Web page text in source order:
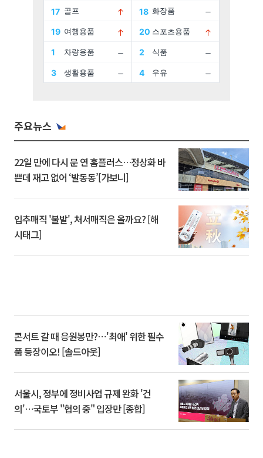
주요뉴스
22일 만에 다시 문 연 홈플러스…정상화 바
쁜데 재고 없어 ‘발동동’[가보니]
입추매직 '불발', 처서매직은 올까요? [해
시태그]
콘서트 갈 때 응원봉만?⋯'최애' 위한 필수
품 등장이오! [솔드아웃]
서울시, 정부에 정비사업 규제 완화 '건
의'⋯국토부 "협의 중" 입장만 [종합]